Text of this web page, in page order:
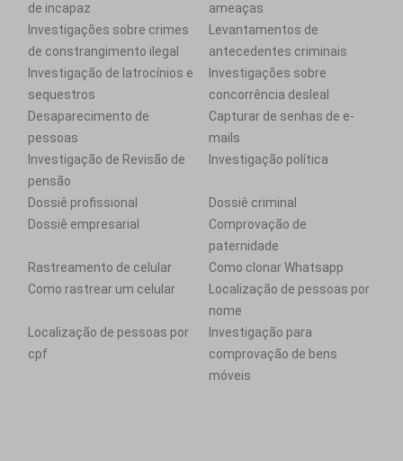
de incapaz
ameaças
Investigações sobre crimes
de constrangimento ilegal
Levantamentos de
antecedentes criminais
Investigação de latrocínios e
sequestros
Investigações sobre
concorrência desleal
Desaparecimento de
pessoas
Capturar de senhas de e-
mails
Investigação de Revisão de
pensão
Investigação política
Dossiê profissional
Dossiê criminal
Dossiê empresarial
Comprovação de
paternidade
Rastreamento de celular
Como clonar Whatsapp
Como rastrear um celular
Localização de pessoas por
nome
Localização de pessoas por
cpf
Investigação para
comprovação de bens
móveis